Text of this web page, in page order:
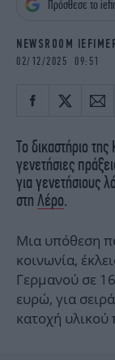
iBOOKS
MEDIA
NEWSLETTER
Πρόσθεσε το
NEWSROOM
02/12/2025 09:51
Το δικαστήριο
γενετήσιες
για γενετήσιους
στη Λέρο.
Μια υπόθεση
κοινωνία,
Γερμανού σε
ευρώ, για
κατοχή